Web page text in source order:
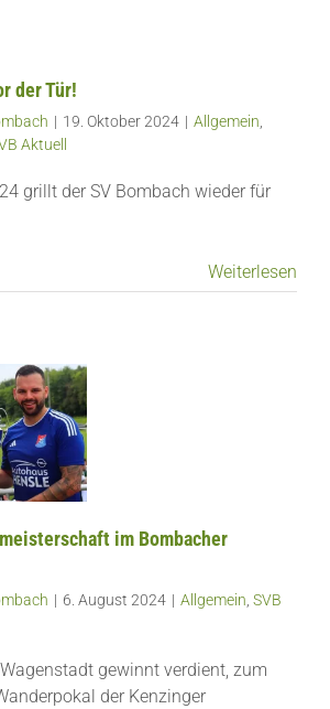
der Tür!
| 19. Oktober 2024 | Allgemein,
Aktuell
grillt der SV Bombach wieder für
Weiterlesen
im Bombacher
| 6. August 2024 | Allgemein SVB
gewinnt verdient, zum
der Kenzinger